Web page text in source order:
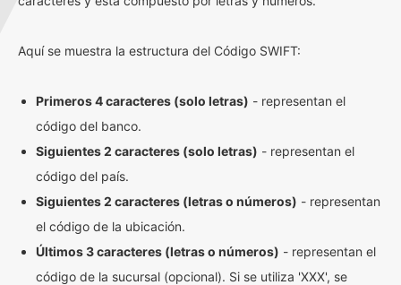
Aquí se muestra la estructura del Código SWIFT:
Primeros 4 caracteres (solo letras) - representan el
código del banco.
Siguientes 2 caracteres (solo letras) - representan el
código del país.
Siguientes 2 caracteres (letras o números) - representan
el código de la ubicación.
Últimos 3 caracteres (letras o números) - representan el
código de la sucursal (opcional). Si se utiliza 'XXX', se